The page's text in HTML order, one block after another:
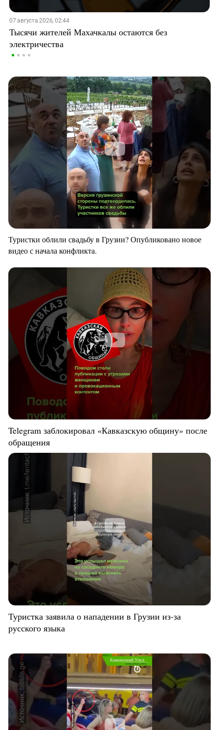
07 августа 2026, 02:44
Тысячи жителей Махачкалы остаются без
электричества
Туристки облили свадьбу в Грузии? Опубликовано новое
видео с начала конфликта.
Telegram заблокировал «Кавказскую общину» после
обращения
Туристка заявила о нападении в Грузии из-за
русского языка